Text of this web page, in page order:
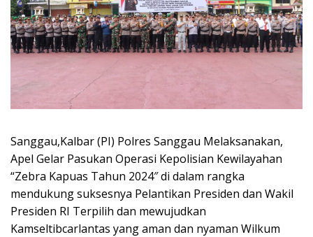
Sanggau,Kalbar (PI) Polres Sanggau Melaksanakan,
Apel Gelar Pasukan Operasi Kepolisian Kewilayahan
“Zebra Kapuas Tahun 2024″ di dalam rangka
mendukung suksesnya Pelantikan Presiden dan Wakil
Presiden RI Terpilih dan mewujudkan
Kamseltibcarlantas yang aman dan nyaman Wilkum